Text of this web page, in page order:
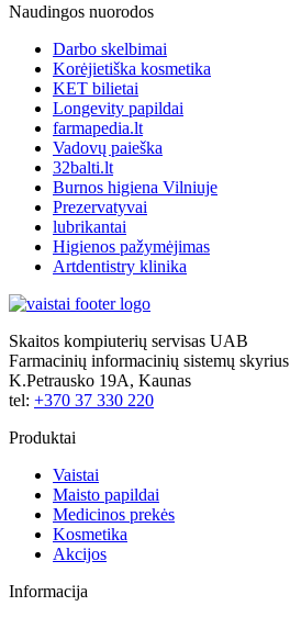
Naudingos nuorodos
Darbo skelbimai
Korėjietiška kosmetika
KET bilietai
Longevity papildai
farmapedia.lt
Vadovų paieška
32balti.lt
Burnos higiena Vilniuje
Prezervatyvai
lubrikantai
Higienos pažymėjimas
Artdentistry klinika
Skaitos kompiuterių servisas UAB
Farmacinių informacinių sistemų skyrius
K.Petrausko 19A, Kaunas
tel: +370 37 330 220
Produktai
Vaistai
Maisto papildai
Medicinos prekės
Kosmetika
Akcijos
Informacija